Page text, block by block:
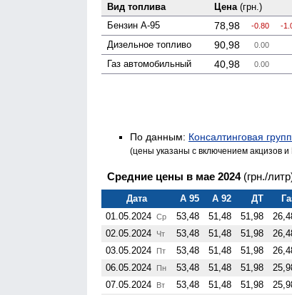
Вид топлива Цена (грн.)
Бензин А-95
78,98 -0.80 -
Дизельное топливо 90,98 0.00
Газ авто­мобильный 40,98 0.00
По данным: Консалтинговая
(цены указаны с включением акцизов
Средние цены в мае 2024 (грн./
Дата А 95 А 92 ДТ
01.05.2024 Ср 53,48 51,48 51,98
02.05.2024
Чт 53,48 51,48 51,98
03.05.2024
Пт 53,48 51,48 51,98
06.05.2024
Пн 53,48 51,48 51,98
07.05.2024
Вт 53,48 51,48 51,98